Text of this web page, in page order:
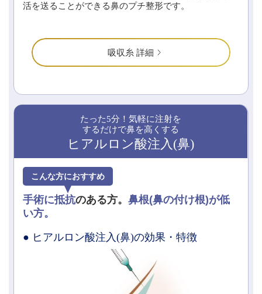
活を送ることができる鼻のプチ整形です。
吸収糸 詳細
たった5分！気軽に注射を
するだけで鼻を高くする
ヒアルロン酸注入(鼻)
こんな方におすすめ
手術に抵抗のある方。鼻根(鼻の付け根)が低
い方。
● ヒアルロン酸注入(鼻)の効果・特徴